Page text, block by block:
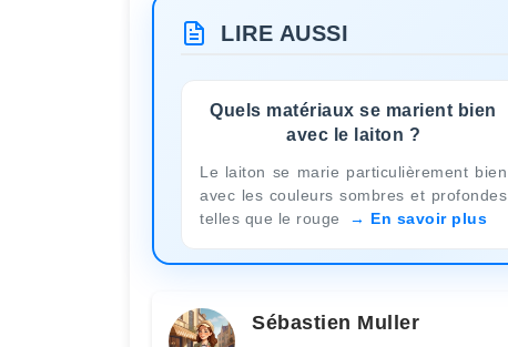
LIRE AUSSI
Quels matériaux se marient bien
avec le laiton ?
Le laiton se marie particulièrement bien
avec les couleurs sombres et profondes
telles que le rouge
En savoir plus
Sébastien Muller